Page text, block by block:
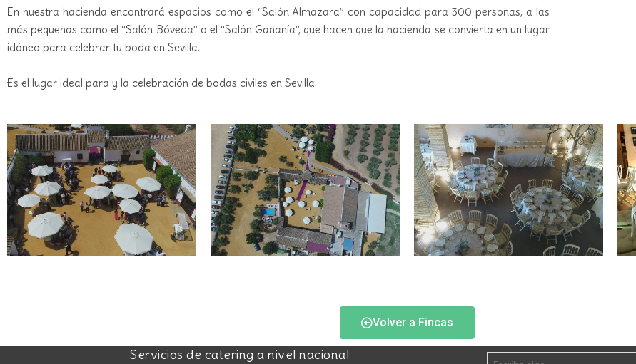
En nuestra hacienda encontrará espacios como el “Salón Almazara” con capacidad para 300 personas, a las
más pequeñas como el “Salón Bóveda” o el “Salón Gañanía”, que hacen que la hacienda se convierta en un lugar
idóneo para celebrar tu boda en Sevilla.
Es el lugar ideal para y la celebración de bodas civiles en Sevilla.
Volver a Fincas
Servicios de catering a nivel nacional